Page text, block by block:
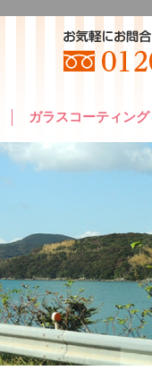
ガラスコーティング